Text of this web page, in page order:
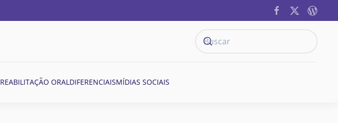
REABILITAÇÃO ORALDIFERENCIAISMÍDIAS SOCIAIS